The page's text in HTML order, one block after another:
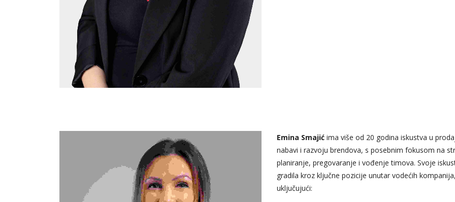
Emina Smajić ima više od 20 godina iskustva u
nabavi i razvoju brendova, s posebnim fokusom na
planiranje, pregovaranje i vođenje timova. Svoje
gradila kroz ključne pozicije unutar vodećih kompanija,
uključujući: